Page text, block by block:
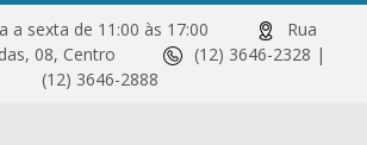
a sexta de 11:00 às 17:00
Rua
08, Centro
(12) 3646-2328 |
(12) 3646-2888